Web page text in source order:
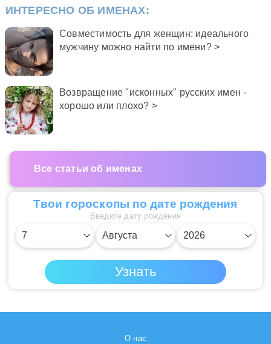
ИНТЕРЕСНО ОБ ИМЕНАХ:
Совместимость для женщин: идеального
мужчину можно найти по имени? >
Возвращение "исконных" русских имен -
хорошо или плохо? >
Все статьи об именах
Твои гороскопы по дате рождения
Введите дату рождения
О нас